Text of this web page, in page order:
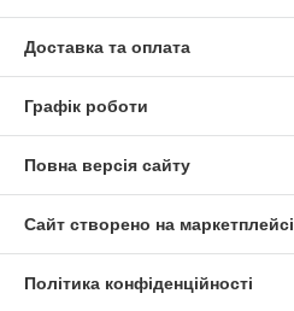
Доставка та оплата
Графік роботи
Повна версія сайту
Сайт створено на маркетплейсі
Політика конфіденційності